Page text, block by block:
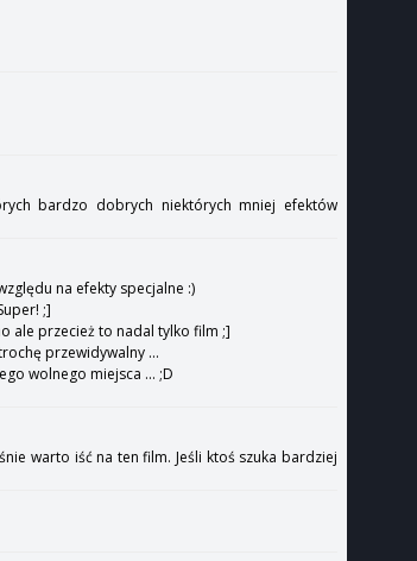
bardzo dobrych niektórych mniej efektów
na efekty specjalne :)
;]
ale przecież to nadal tylko film ;]
przewidywalny ...
wolnego miejsca ... ;D
warto iść na ten film. Jeśli ktoś szuka bardziej